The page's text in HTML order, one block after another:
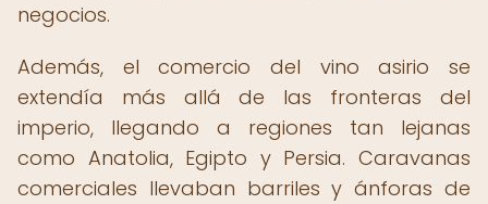
negocios.
Además, el comercio del vino asirio se
extendía más allá de las fronteras del
imperio, llegando a regiones tan lejanas
como Anatolia, Egipto y Persia. Caravanas
comerciales llevaban barriles y ánforas de